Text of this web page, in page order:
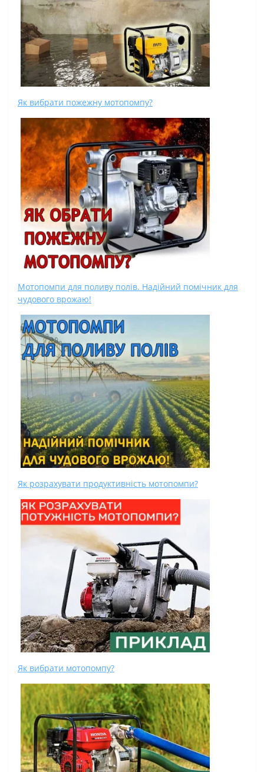
Як вибрати пожежну мотопомпу?
Мотопомпи для поливу полів. Надійний помічник для
чудового врожаю!
Як розрахувати продуктивність мотопомпи?
Як вибрати мотопомпу?